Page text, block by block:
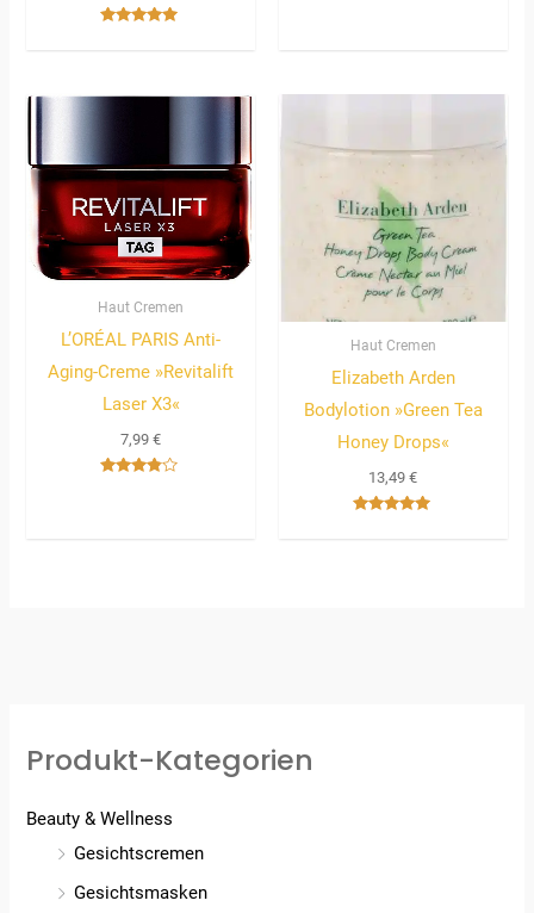
Haut Cremen
L’ORÉAL PARIS Anti-
Aging-Creme »Revitalift
Laser X3«
7,99€
Haut Cremen
Elizabeth Arden
Bodylotion »Green Tea
Honey Drops«
13,49€
Produkt-Kategorien
Beauty & Wellness
Gesichtscremen
Gesichtsmasken